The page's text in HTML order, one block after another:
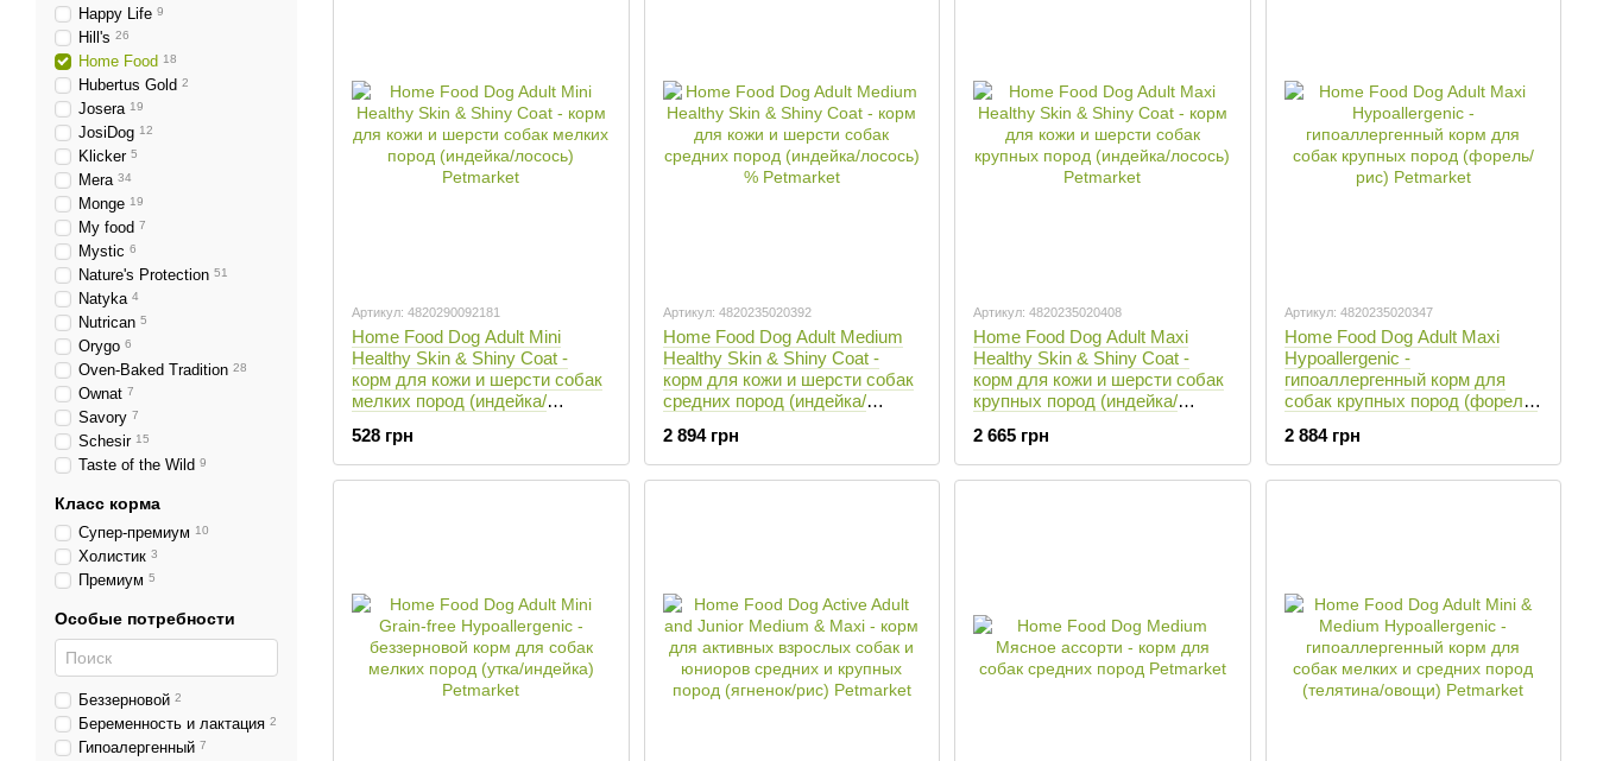
Артикул: 4820290092181
Home Food Dog Adult Mini
Healthy Skin & Shiny Coat -
корм для кожи и шерсти собак
мелких пород (индейка/
528 грн
Артикул: 4820235020392
Home Food Dog Adult Medium
Healthy Skin & Shiny Coat -
корм для кожи и шерсти собак
средних пород (индейка/
2 894 грн
Артикул: 4820235020408
Home Food Dog Adult Maxi
Healthy Skin & Shiny Coat -
корм для кожи и шерсти собак
крупных пород (индейка/
2 665 грн
Артикул: 4820235020347
Home Food Dog Adult Maxi
Hypoallergenic -
гипоаллергенный корм для
собак крупных пород (форель/
2 884 грн
Happy Life 9
Hill's 26
Home Food 18
Hubertus Gold 2
Josera 19
JosiDog 12
Klicker 5
Mera 34
Monge 19
My food 7
Mystic 6
Nature's Protection 51
Natyka 4
Nutrican 5
Orygo 6
Oven-Baked Tradition 28
Ownat 7
Savory 7
Schesir 15
Taste of the Wild 9
Класс корма
Супер-премиум 10
Холистик 3
Премиум 5
Особые потребности
Беззерновой 2
Беременность и лактация 2
Гипоалергенный 7